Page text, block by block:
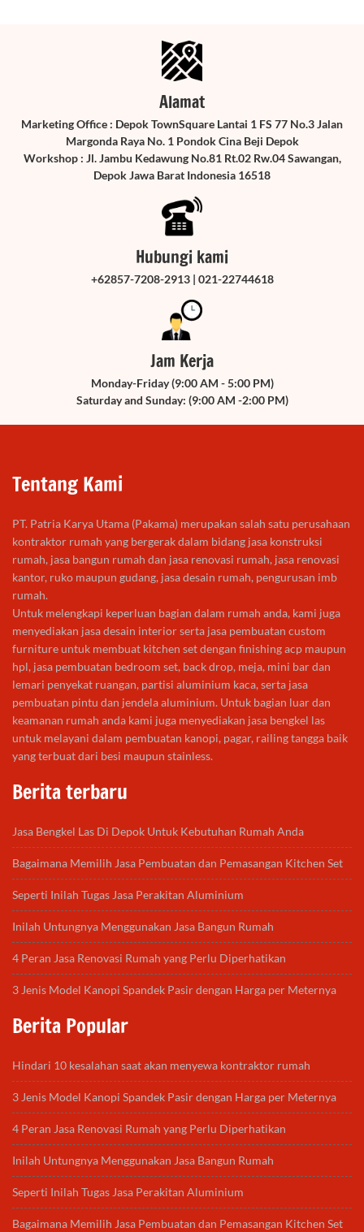
Alamat
Marketing Office : Depok TownSquare Lantai 1 FS 77 No.3 Jalan
Margonda Raya No. 1 Pondok Cina Beji Depok
Workshop : Jl. Jambu Kedawung No.81 Rt.02 Rw.04 Sawangan,
Depok Jawa Barat Indonesia 16518
Hubungi kami
+62857-7208-2913 | 021-22744618
Jam Kerja
Monday-Friday (9:00 AM - 5:00 PM)
Saturday and Sunday: (9:00 AM -2:00 PM)
Tentang Kami
PT. Patria Karya Utama (Pakama) merupakan salah satu perusahaan
kontraktor rumah yang bergerak dalam bidang jasa konstruksi
rumah, jasa bangun rumah dan jasa renovasi rumah, jasa renovasi
kantor, ruko maupun gudang, jasa desain rumah, pengurusan imb
rumah.
Untuk melengkapi keperluan bagian dalam rumah anda, kami juga
menyediakan jasa desain interior serta jasa pembuatan custom
furniture untuk membuat kitchen set dengan finishing acp maupun
hpl, jasa pembuatan bedroom set, back drop, meja, mini bar dan
lemari penyekat ruangan, partisi aluminium kaca, serta jasa
pembuatan pintu dan jendela aluminium. Untuk bagian luar dan
keamanan rumah anda kami juga menyediakan jasa bengkel las
untuk melayani dalam pembuatan kanopi, pagar, railing tangga baik
yang terbuat dari besi maupun stainless.
Berita terbaru
Jasa Bengkel Las Di Depok Untuk Kebutuhan Rumah Anda
Bagaimana Memilih Jasa Pembuatan dan Pemasangan Kitchen Set
Seperti Inilah Tugas Jasa Perakitan Aluminium
Inilah Untungnya Menggunakan Jasa Bangun Rumah
4 Peran Jasa Renovasi Rumah yang Perlu Diperhatikan
3 Jenis Model Kanopi Spandek Pasir dengan Harga per Meternya
Berita Popular
Hindari 10 kesalahan saat akan menyewa kontraktor rumah
3 Jenis Model Kanopi Spandek Pasir dengan Harga per Meternya
4 Peran Jasa Renovasi Rumah yang Perlu Diperhatikan
Inilah Untungnya Menggunakan Jasa Bangun Rumah
Seperti Inilah Tugas Jasa Perakitan Aluminium
Bagaimana Memilih Jasa Pembuatan dan Pemasangan Kitchen Set